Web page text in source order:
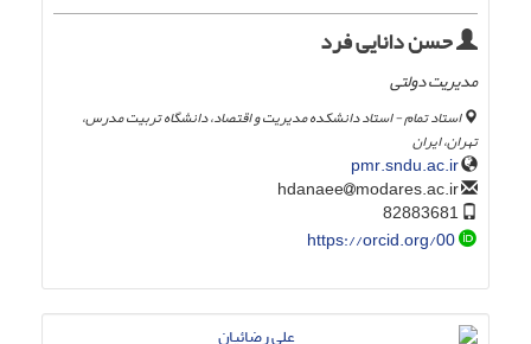
حسن دانایی فرد
مدیریت دولتی
استاد تمام - استاد دانشکده مدیریت و اقتصاد، دانشگاه تربیت مدرس،
تهران، ایران
pmr.sndu.ac.ir
modares.ac.ir
https://orcid.org/00